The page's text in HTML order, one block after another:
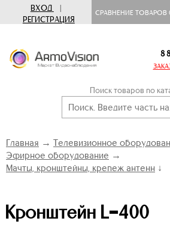
ВХОД
|
РЕГИСТРАЦИЯ
СРАВНЕНИЕ ТОВАРОВ
8
Поиск товаров по
Главная → Телевизионное
Эфирное оборудование →
Мачты, кронштейны, крепеж антенн ↓
Кронштейн L=400